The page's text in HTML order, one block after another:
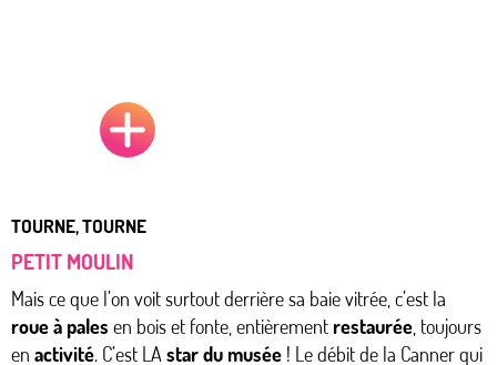
TOURNE, TOURNE
PETIT MOULIN
Mais ce que l’on voit surtout derrière sa baie vitrée, c’est la
roue à pales en bois et fonte, entièrementrestaurée , toujours
en activité. C’est LA star du musée ! Le débit de la Canner qui